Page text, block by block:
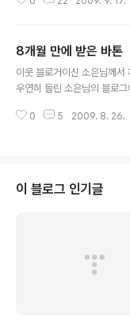
자처하면서 남이 읽어주건말
적의 추천사도 썼고, 티스토
니다. 왜 갑자기 즈질 자랑질
내가 왕좌에 앉아버린다. 2.
8개월 만에 받은 바톤
이웃 블로거이신 소은님께
우연히 들린 소은님의 블로
데...싶었는데...(앗싸아~ 하
- Bye Bye Blackbird /
ohn] 질문에 맞는 답이군뇽.
0 5 2009. 8. 26.
이 블로그 인기글